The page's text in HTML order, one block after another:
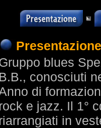
Presentazione
blues
B.B., conosciuti
di
e jazz. Il 1°
in